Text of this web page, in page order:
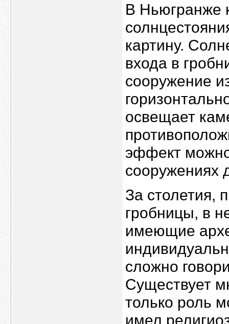
В Ньюгранже
картину.
входа в
сооружение
освещает
эффект
сооружениях
За столетия,
гробницы, в
имеющие
сложно
Существует
только роль
имел